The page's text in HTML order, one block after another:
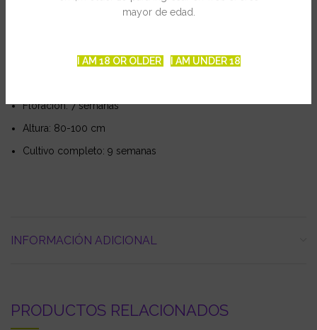
mayor de edad.
I AM 18 OR OLDER I AM UNDER 18
Genética: Super lemon Haze x Ruderalis
Producción en exterior: 70 – 80g/planta
Floración: 7 semanas
Altura: 80-100 cm
Cultivo completo: 9 semanas
INFORMACIÓN ADICIONAL
PRODUCTOS RELACIONADOS